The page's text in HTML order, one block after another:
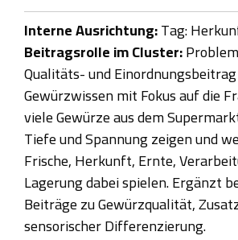
Interne Ausrichtung:Tag:
Beitragsrolle im Cluster:
Qualitäts- und
Gewürzwissen mit Fokus auf die
viele Gewürze aus dem
Tiefe und Spannung zeigen und
Frische, Herkunft, Ernte,
Lagerung dabei spielen. Ergänzt
Beiträge zu Gewürzqualität,
sensorischer Differenzierung.